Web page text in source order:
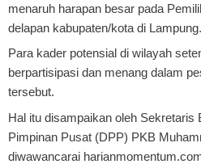
menaruh harapan besar pada
delapan kabupaten/kota di Lampung.
Para kader potensial di wilayah
berpartisipasi dan menang dalam
tersebut.
Hal itu disampaikan oleh Sekretaris
Pimpinan Pusat (DPP) PKB
diwawancarai